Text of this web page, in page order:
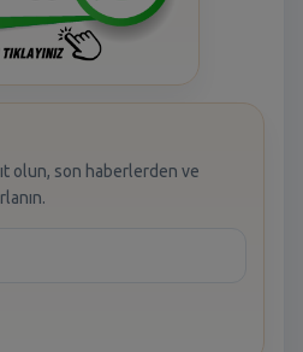
olun, son haberlerden ve